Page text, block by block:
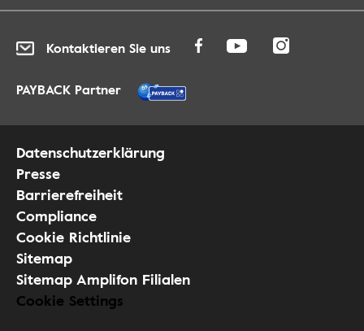
Kontaktieren Sie uns
PAYBACK Partner
Datenschutzerklärung
Presse
Barrierefreiheit
Compliance
Cookie Richtlinie
Sitemap
Sitemap Amplifon Filialen
Cookie Settings